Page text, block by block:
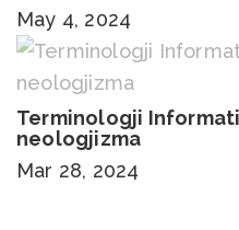
May 4, 2024
Terminologji
neologjizma
Mar 28, 2024